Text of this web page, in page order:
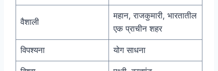
वैशाली
महान, राजकुमारी, भारतातील
एक प्राचीन शहर
विपश्यना योग साधना